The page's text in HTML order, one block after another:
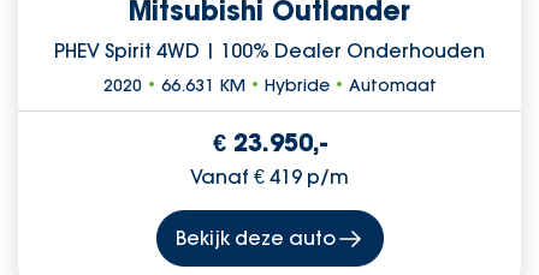
Mitsubishi Outlander
PHEV Spirit 4WD | 100% Dealer Onderhouden
2020• 66.631 KM• Hybride• Automaat
€ 23.950,-
Vanaf € 419 p/m
Bekijk deze auto